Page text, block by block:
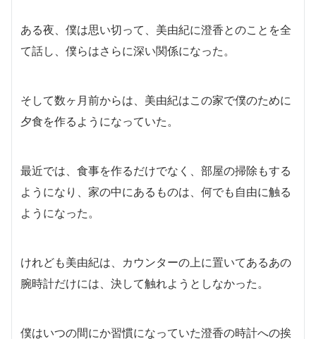
ある夜、僕は思い切って、美由紀に澄香とのことを全
て話し、僕らはさらに深い関係になった。
そして数ヶ月前からは、美由紀はこの家で僕のために
夕食を作るようになっていた。
最近では、食事を作るだけでなく、部屋の掃除もする
ようになり、家の中にあるものは、何でも自由に触る
ようになった。
けれども美由紀は、カウンターの上に置いてあるあの
腕時計だけには、決して触れようとしなかった。
僕はいつの間にか習慣になっていた澄香の時計への挨